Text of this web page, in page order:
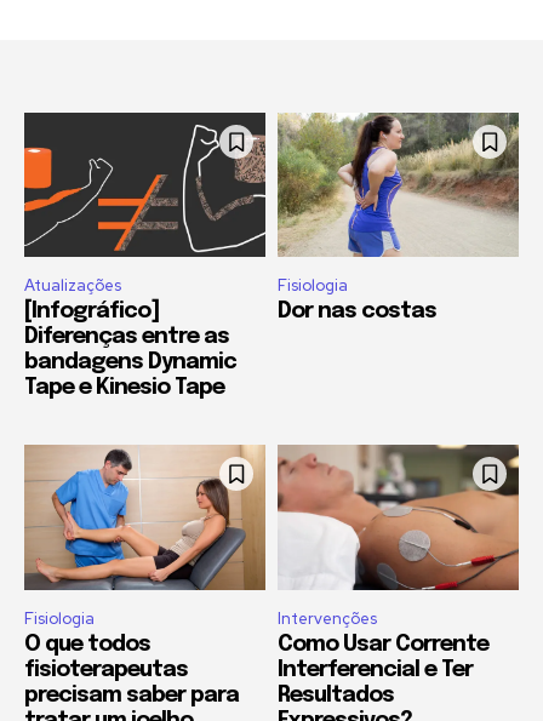
Atualizações
[Infográfico]
Diferenças entre as
bandagens Dynamic
Tape e Kinesio Tape
Fisiologia
Dor nas costas
Fisiologia
O que todos
fisioterapeutas
precisam saber para
Intervenções
Como Usar Corrente
Interferencial e Ter
Resultados